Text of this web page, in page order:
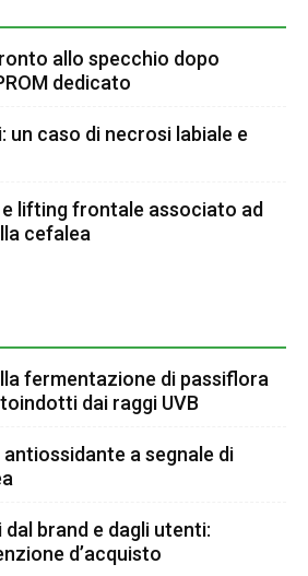
allo specchio dopo
dedicato
un caso di necrosi labiale e
lifting frontale associato ad
cefalea
fermentazione di passiflora
dai raggi UVB
a segnale di
brand e dagli utenti:
d’acquisto